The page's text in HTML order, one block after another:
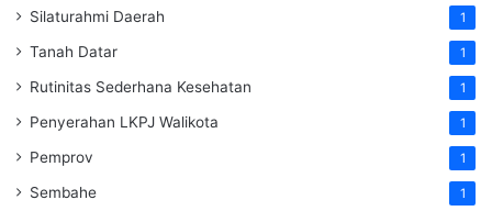
Silaturahmi Daerah 1
Tanah Datar 1
Rutinitas Sederhana Kesehatan 1
Penyerahan LKPJ Walikota 1
Pemprov 1
Sembahe 1